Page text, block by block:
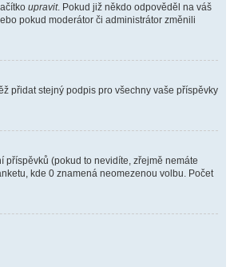
upravit. Pokud již někdo odpověděl na váš
pokud moderátor či administrátor změnili
přidat stejný podpis pro všechny vaše příspěvky
(pokud to nevidíte, zřejmě nemáte
kde 0 znamená neomezenou volbu. Počet